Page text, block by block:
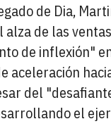
de Dia,
alza de las
de inflexión"
aceleración
del
el